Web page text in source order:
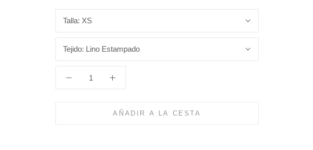
Talla: XS
Tejido: Lino Estampado
AÑADIR A LA CESTA